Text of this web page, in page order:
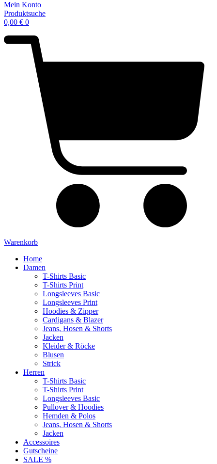
Mein Konto
Produktsuche
0,00 € 0
Warenkorb
Home
Damen
T-Shirts Basic
T-Shirts Print
Longsleeves Basic
Longsleeves Print
Hoodies & Zipper
Cardigans & Blazer
Jeans, Hosen & Shorts
Jacken
Kleider & Röcke
Blusen
Strick
Herren
T-Shirts Basic
T-Shirts Print
Longsleeves Basic
Pullover & Hoodies
Hemden & Polos
Jeans, Hosen & Shorts
Jacken
Accessoires
Gutscheine
SALE %